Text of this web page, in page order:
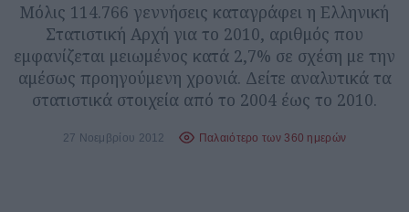
Μόλις 114.766 γεννήσεις καταγράφει η Ελληνική
Στατιστική Αρχή για το 2010, αριθμός που
εμφανίζεται μειωμένος κατά 2,7% σε σχέση με την
αμέσως προηγούμενη χρονιά. Δείτε αναλυτικά τα
στατιστικά στοιχεία από το 2004 έως το 2010.
27 Νοεμβρίου 2012 Παλαιότερο των 360 ημερών